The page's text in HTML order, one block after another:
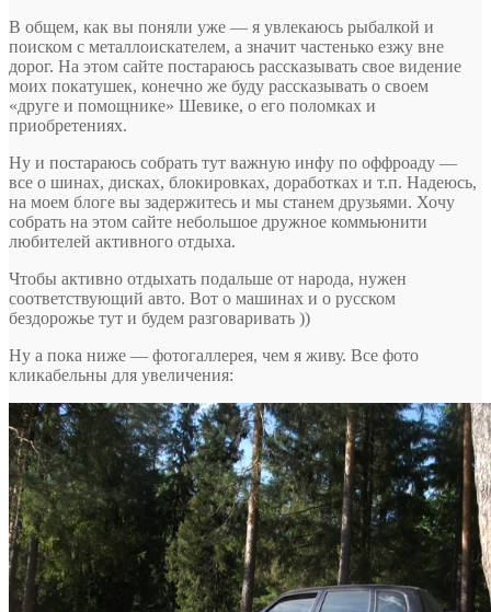
В общем, как вы поняли уже — я увлекаюсь рыбалкой и
поиском с металлоискателем, а значит частенько езжу вне
дорог. На этом сайте постараюсь рассказывать свое видение
моих покатушек, конечно же буду рассказывать о своем
«друге и помощнике» Шевике, о его поломках и
приобретениях.
Ну и постараюсь собрать тут важную инфу по оффроаду —
все о шинах, дисках, блокировках, доработках и т.п. Надеюсь,
на моем блоге вы задержитесь и мы станем друзьями. Хочу
собрать на этом сайте небольшое дружное коммьюнити
любителей активного отдыха.
Чтобы активно отдыхать подальше от народа, нужен
соответствующий авто. Вот о машинах и о русском
бездорожье тут и будем разговаривать ))
Ну а пока ниже — фотогаллерея, чем я живу. Все фото
кликабельны для увеличения: